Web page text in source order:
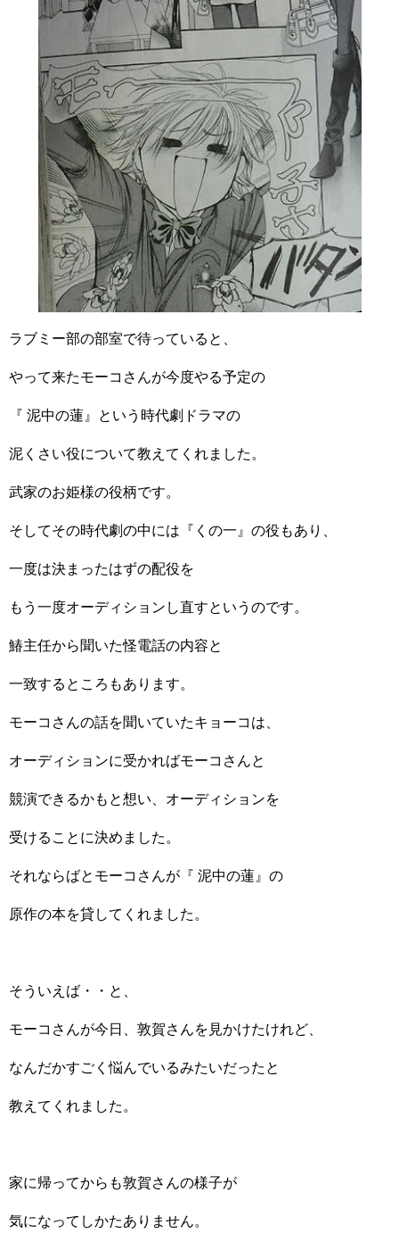
ラブミー部の部室で待っていると、
やって来たモーコさんが今度やる予定の
『 泥中の蓮』という時代劇ドラマの
泥くさい役について教えてくれました。
武家のお姫様の役柄です。
そしてその時代劇の中には『くの一』の役もあり、
一度は決まったはずの配役を
もう一度オーディションし直すというのです。
鰆主任から聞いた怪電話の内容と
一致するところもあります。
モーコさんの話を聞いていたキョーコは、
オーディションに受かればモーコさんと
競演できるかもと想い、オーディションを
受けることに決めました。
それならばとモーコさんが『 泥中の蓮』の
原作の本を貸してくれました。
そういえば・・と、
モーコさんが今日、敦賀さんを見かけたけれど、
なんだかすごく悩んでいるみたいだったと
教えてくれました。
家に帰ってからも敦賀さんの様子が
気になってしかたありません。